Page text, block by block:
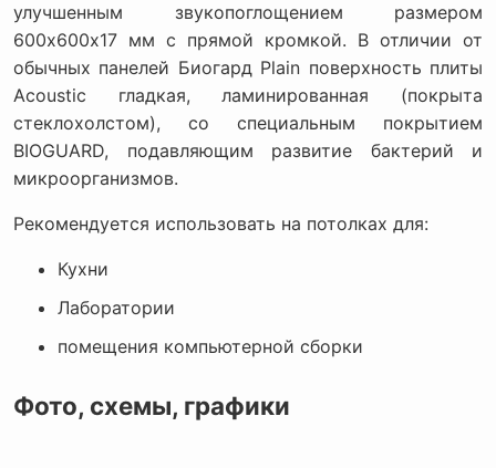
улучшенным звукопоглощением размером
600х600х17 мм с прямой кромкой. В отличии от
обычных панелей Биогард Plain поверхность плиты
Acoustic гладкая, ламинированная (покрыта
стеклохолстом), со специальным покрытием
BIOGUARD, подавляющим развитие бактерий и
микроорганизмов.
Рекомендуется использовать на потолках для:
Кухни
Лаборатории
помещения компьютерной сборки
Фото, схемы, графики